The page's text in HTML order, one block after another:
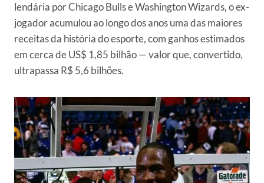
lendária por Chicago Bulls e Washington Wizards, o ex-
jogador acumulou ao longo dos anos uma das maiores
receitas da história do esporte, com ganhos estimados
em cerca de US$ 1,85 bilhão — valor que, convertido,
ultrapassa R$ 5,6 bilhões.